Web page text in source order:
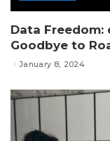
Data Freedom:
Goodbye to
January 8, 2024